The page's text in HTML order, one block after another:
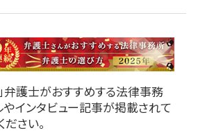
弁護士がおすすめする法律事務
やインタビュー記事が掲載されて
さい。